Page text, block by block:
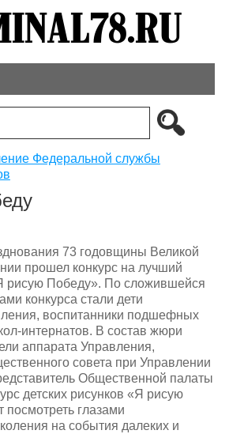
Федеральной службы
73 годовщины Великой
прошел конкурс на лучший
рисую Победу». По сложившейся
конкурса стали дети
воспитанники подшефных
интернатов. В состав жюри
аппарата Управления,
совета при Управлении
Общественной палаты
детских рисунков «Я рисую
посмотреть глазами
на события далеких и